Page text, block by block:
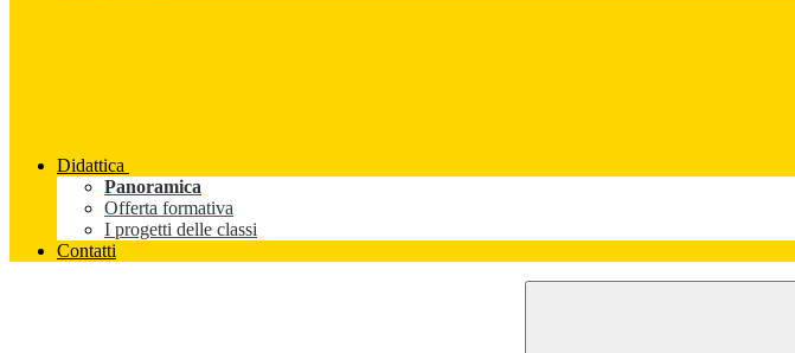
Didattica
Panoramica
Offerta formativa
I progetti delle classi
Contatti